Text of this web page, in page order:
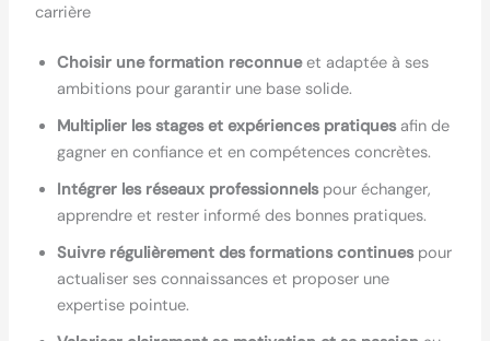
carrière
Choisir une formation reconnueet adaptée à ses
ambitions pour garantir une base solide.
Multiplier les stages et expériences pratiquesafin de
gagner en confiance et en compétences concrètes.
Intégrer les réseaux professionnelspour échanger,
apprendre et rester informé des bonnes pratiques.
Suivre régulièrement des formations continuespour
actualiser ses connaissances et proposer une
expertise pointue.